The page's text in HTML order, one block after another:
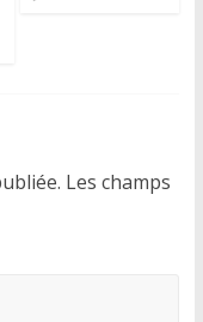
Les champs